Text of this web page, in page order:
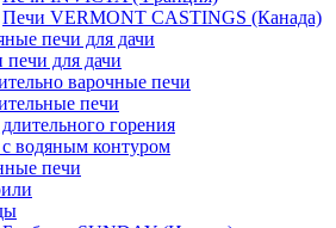
Печи VERMONT CASTINGS (Канада)
печи для дачи
для дачи
варочные печи
печи
горения
водяным контуром
печи